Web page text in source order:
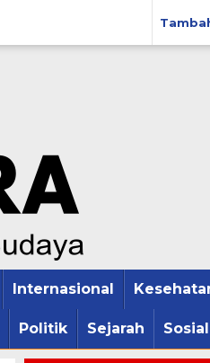
Internasional
Politik Sejarah Sosial